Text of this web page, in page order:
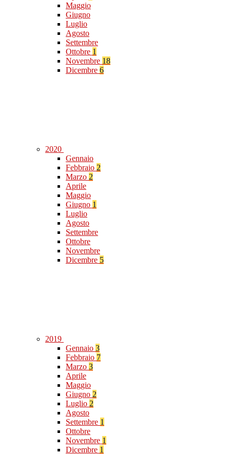
Maggio
Giugno
Luglio
Agosto
Settembre
Ottobre 1
Novembre 18
Dicembre 6
2020
Gennaio
Febbraio 2
Marzo 2
Aprile
Maggio
Giugno 1
Luglio
Agosto
Settembre
Ottobre
Novembre
Dicembre 5
2019
Gennaio 3
Febbraio 7
Marzo 3
Aprile
Maggio
Giugno 2
Luglio 2
Agosto
Settembre 1
Ottobre
Novembre 1
Dicembre 1